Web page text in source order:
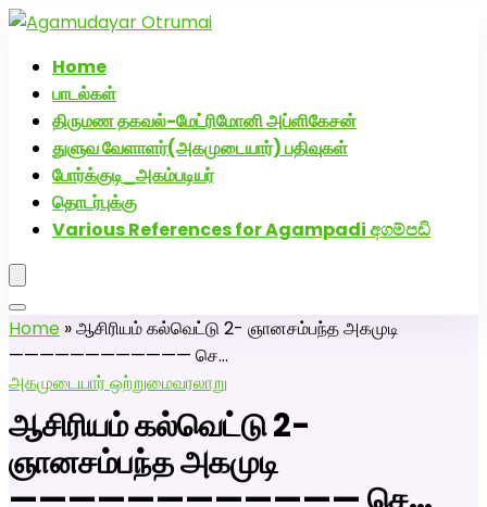
Home
பாடல்கள்
திருமண தகவல்-மேட்ரிமோனி அப்ளிகேசன்
துளுவ வேளாளர்(அகமுடையார்) பதிவுகள்
போர்க்குடி_அகம்படியர்
தொடர்புக்கு
Various References for Agampadi අගම්පඩි
Home »ஆசிரியம் கல்வெட்டு 2- ஞானசம்பந்த அகமுடி
———————————— செ…
அகமுடையார் ஒற்றுமைவரலாறு
ஆசிரியம் கல்வெட்டு 2-
ஞானசம்பந்த அகமுடி
அகமுடையார் திருமண வரன்களுக்கு அகமுடையார்மேட்ரி-